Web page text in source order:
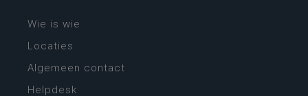
Wie is wie
Locaties
Algemeen contact
Helpdesk